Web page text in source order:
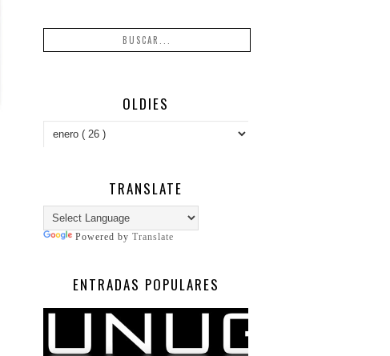
OLDIES
TRANSLATE
Powered by Translate
ENTRADAS POPULARES